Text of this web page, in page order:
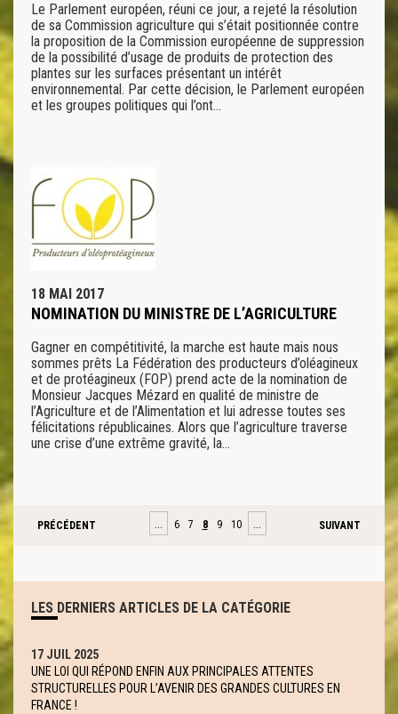
Le Parlement européen, réuni ce jour, a rejeté la résolution
de sa Commission agriculture qui s’était positionnée contre
la proposition de la Commission européenne de suppression
de la possibilité d’usage de produits de protection des
plantes sur les surfaces présentant un intérêt
environnemental. Par cette décision, le Parlement européen
et les groupes politiques qui l’ont…
18 MAI 2017
NOMINATION DU MINISTRE DE L’AGRICULTURE
Gagner en compétitivité, la marche est haute mais nous
sommes prêts La Fédération des producteurs d’oléagineux
et de protéagineux (FOP) prend acte de la nomination de
Monsieur Jacques Mézard en qualité de ministre de
l’Agriculture et de l’Alimentation et lui adresse toutes ses
félicitations républicaines. Alors que l’agriculture traverse
une crise d’une extrême gravité, la…
PRÉCÉDENT … 6 7 8 9 10 … SUIVANT
LES DERNIERS ARTICLES DE LA CATÉGORIE
17 JUIL 2025
UNE LOI QUI RÉPOND ENFIN AUX PRINCIPALES ATTENTES
STRUCTURELLES POUR L’AVENIR DES GRANDES CULTURES EN
FRANCE !